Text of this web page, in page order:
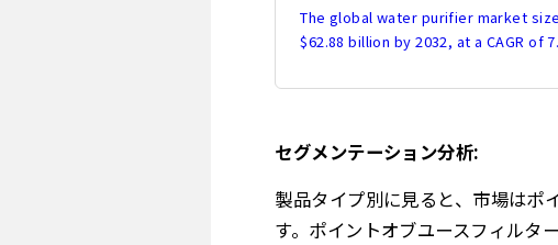
The global water purifier market
$62.88 billion by 2032, at a CAGR
セグメンテーション分析:
製品タイプ別に見ると、市場はポ
す。ポイントオブユースフィルタ